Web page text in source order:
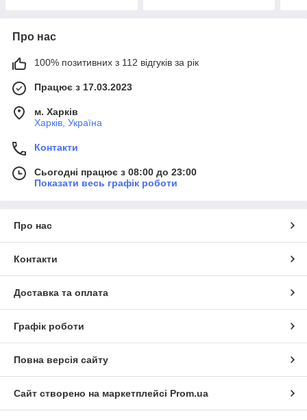
Про нас
100% позитивних з 112 відгуків за рік
Працює з 17.03.2023
м. Харків
Харків, Україна
Контакти
Сьогодні працює з 08:00 до 23:00
Показати весь графік роботи
Про нас
Контакти
Доставка та оплата
Графік роботи
Повна версія сайту
Сайт створено на маркетплейсі Prom.ua